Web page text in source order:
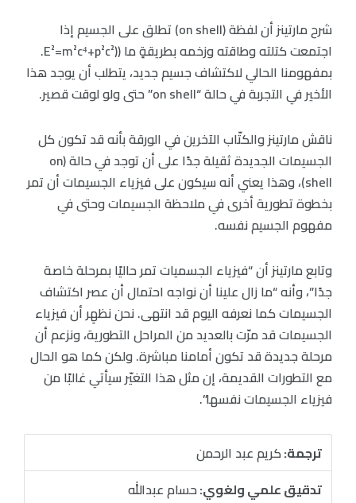
شرح مارتينز أن لفظة (on shell) تطلق على الجسيم إذا
اجتمعت كتلته وطاقته وزخمه بطريقةٍ ما ((E²=m²c⁴+p²c².
بمفهومنا الحالي لاكتشاف جسيم جديد، يتطلب أن يوجد هذا
الأخير في التجربة في حالة “on shell” حتى ولو لوقت قصير.
ناقش مارتينز والكتّاب الآخرين في الورقة بأنه قد تكون كل
الجسيمات الجديدة ثقيلة جدًا على أن توجد في حالة (on
shell)، وهذا يعني أنه سيكون على فيزياء الجسيمات أن تمر
بخطوة تطورية أخرى في ملاحظة الجسيمات وحتى في
مفهوم الجسيم نفسه.
وتابع مارتينز أن “فيزياء الجسميات تمر حاليًا بمرحلة خاصة
جدًا”، وأنه “ما زال علينا أن نواجه احتمال أن عصر اكتشاف
الجسيمات كما نعرفه اليوم قد انتهى. نحن نظهِر أن فيزياء
الجسيمات قد مرّت بالعديد من المراحل التطورية، ونزعم أن
مرحلة جديدة قد تكون أمامنا مباشرة. ولكن كما هو الحال
مع التطورات القديمة، إن مثل هذا التغيّر سيأتي غالبًا من
فيزياء الجسيمات نفسها”.
ترجمة:كريم عبد الرحمن
تدقيق علمي ولغوي:حسام عبدالله